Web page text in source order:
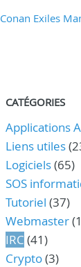
Conan Exiles
CATÉGORIES
Applications
Liens utiles
Logiciels(65)
SOS
Tutoriel (37)
Webmaster
IRC (41)
Crypto(3)